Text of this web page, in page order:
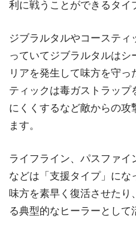
利に戦うことができるタイ
ジブラルタルやコーステ
っていてジブラルタルは
リアを発生して味方を守
ティックは毒ガストラップ
にくくするなど敵からの攻
ます。
ライフライン、パスファイ
などは「支援タイプ」にな
味方を素早く復活させたり
る典型的なヒーラーとして